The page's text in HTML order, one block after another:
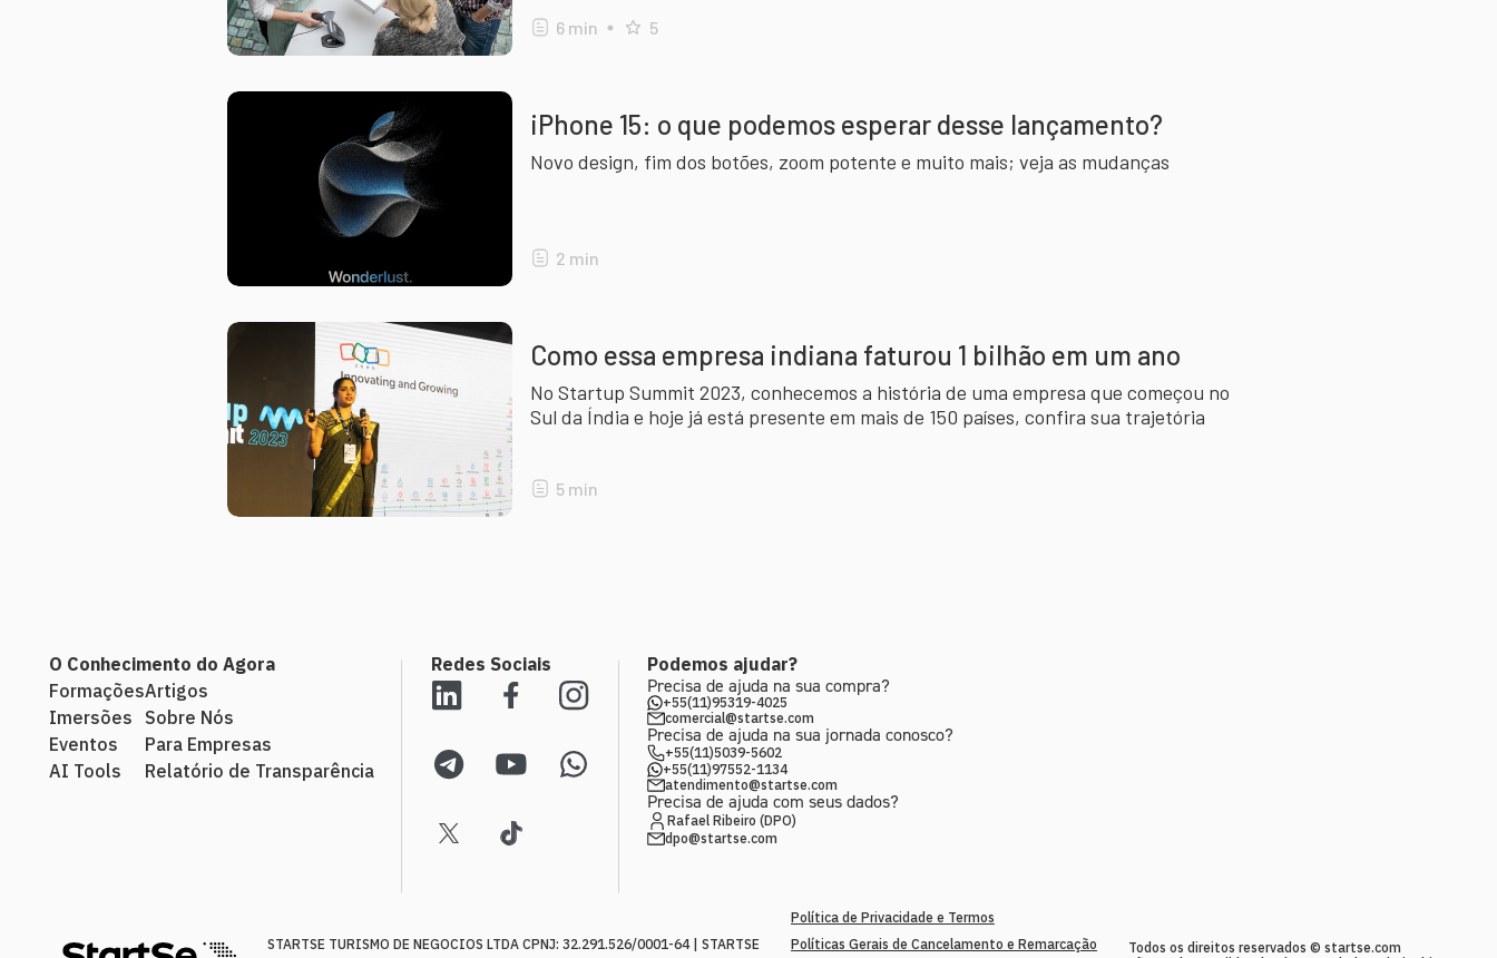
6 min 5
iPhone 15: o que podemos esperar desse lançamento?
Novo design, fim dos botões, zoom potente e muito mais; veja as mudanças
2 min
Como essa empresa indiana faturou 1 bilhão em um ano
No Startup Summit 2023, conhecemos a história de uma empresa que começou no
Sul da Índia e hoje já está presente em mais de 150 países, confira sua trajetória
5 min
O Conhecimento do Agora
Formações
Imersões
Eventos
AI Tools
Artigos
Sobre Nós
Para Empresas
Relatório de Transparência
Redes Sociais Podemos ajudar?
Precisa de ajuda na sua compra?
+55(11)95319-4025
comercial@startse.com
Precisa de ajuda na sua jornada conosco?
+55(11)5039-5602
+55(11)97552-1134
atendimento@startse.com
Precisa de ajuda com seus dados?
Rafael Ribeiro (DPO)
dpo@startse.com
STARTSE TURISMO DE NEGOCIOS LTDA CPNJ: 32.291.526/0001-64 | STARTSE
Política de Privacidade e Termos
Políticas Gerais de Cancelamento e Remarcação
Todos os direitos reservados © startse.com